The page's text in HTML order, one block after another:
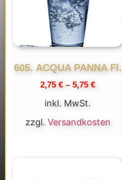
605. ACQUA PANNA Fl.
2,75€ –5,75€
inkl. MwSt.
zzgl. Versandkosten